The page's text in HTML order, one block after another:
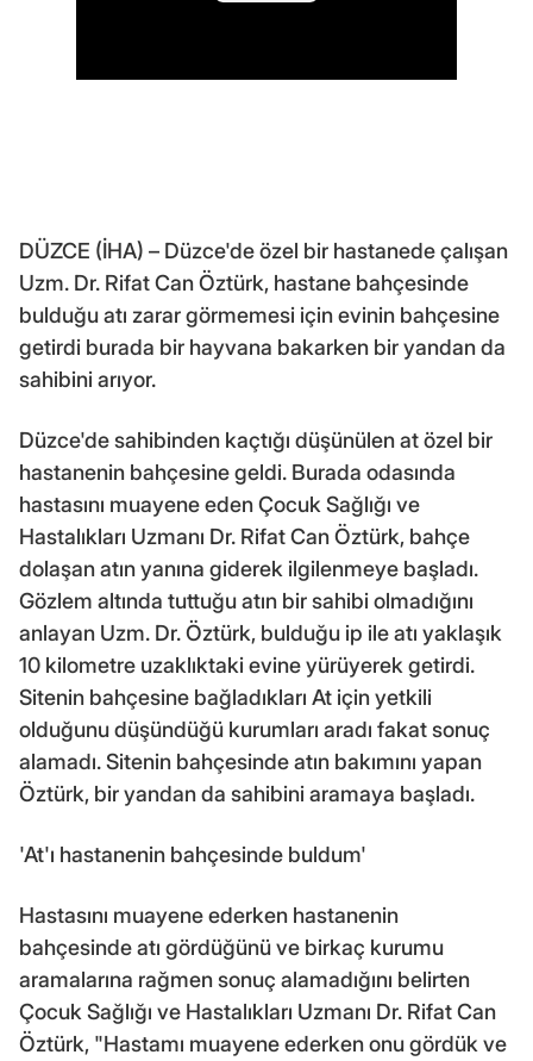
DÜZCE (İHA) – Düzce'de özel bir hastanede çalışan
Uzm. Dr. Rifat Can Öztürk, hastane bahçesinde
bulduğu atı zarar görmemesi için evinin bahçesine
getirdi burada bir hayvana bakarken bir yandan da
sahibini arıyor.
Düzce'de sahibinden kaçtığı düşünülen at özel bir
hastanenin bahçesine geldi. Burada odasında
hastasını muayene eden Çocuk Sağlığı ve
Hastalıkları Uzmanı Dr. Rifat Can Öztürk, bahçe
dolaşan atın yanına giderek ilgilenmeye başladı.
Gözlem altında tuttuğu atın bir sahibi olmadığını
anlayan Uzm. Dr. Öztürk, bulduğu ip ile atı yaklaşık
10 kilometre uzaklıktaki evine yürüyerek getirdi.
Sitenin bahçesine bağladıkları At için yetkili
olduğunu düşündüğü kurumları aradı fakat sonuç
alamadı. Sitenin bahçesinde atın bakımını yapan
Öztürk, bir yandan da sahibini aramaya başladı.
'At'ı hastanenin bahçesinde buldum'
Hastasını muayene ederken hastanenin
bahçesinde atı gördüğünü ve birkaç kurumu
aramalarına rağmen sonuç alamadığını belirten
Çocuk Sağlığı ve Hastalıkları Uzmanı Dr. Rifat Can
Öztürk, "Hastamı muayene ederken onu gördük ve